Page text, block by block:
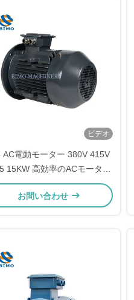
ビデオ
AC電動モーター 380V 415V
15KW 高効率のACモーター
低騒音 小振動
お問い合わせ